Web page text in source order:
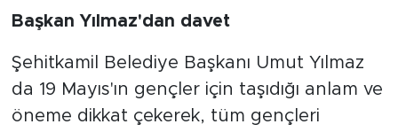
Başkan Yılmaz'dan davet
Şehitkamil Belediye Başkanı Umut Yılmaz
da 19 Mayıs'ın gençler için taşıdığı anlam ve
öneme dikkat çekerek, tüm gençleri